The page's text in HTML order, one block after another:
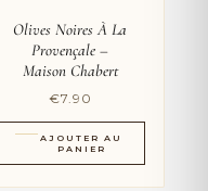
Olives Noires À La
Provençale –
Maison Chabert
€7.90
AJOUTER AU
PANIER